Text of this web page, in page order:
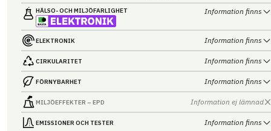
HÄLSO- OCH MILJÖ­FARLIGHET Information finns
ELEKTRONIK Information finns
CIRKULARITET Information finns
FÖRNYBARHET Information finns
MILJÖEFFEKTER – EPD Information ej lämnad
EMISSIONER OCH TESTER Information finns